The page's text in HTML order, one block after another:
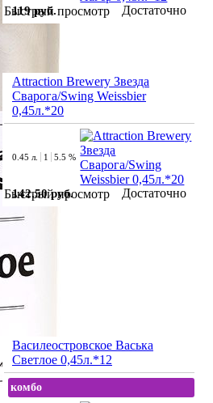
Быстрый просмотр
119 руб. Достаточно
Attraction Brewery Звезда
Сварога/Swing Weissbier
0,45л.*20
Быстрый просмотр
0.45 л. 1 5.5 %
142.50 руб. Достаточно
Василеостровское Васька
Светлое 0,45л.*12
комбо